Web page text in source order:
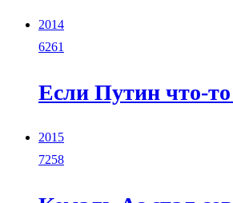
2014
6261
Если Путин что-то
2015
7258